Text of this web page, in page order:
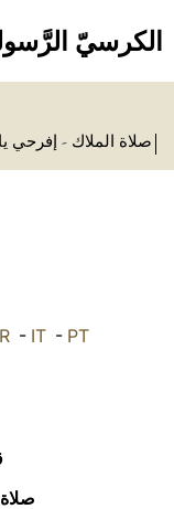
الكرسيّ
صلاة الملاك - إفرحي
- IT- PT